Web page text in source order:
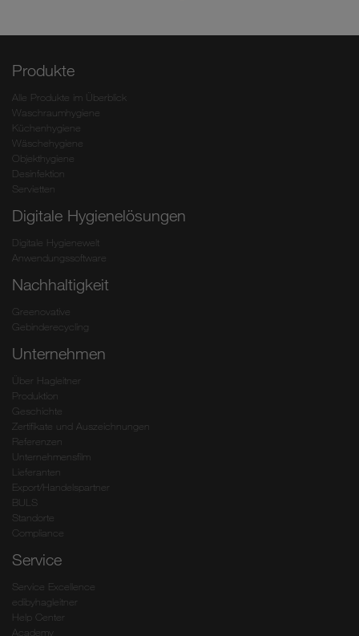
Produkte
Alle Produkte im Überblick
Waschraumhygiene
Küchenhygiene
Wäschehygiene
Objekthygiene
Desinfektion
Servietten
Digitale Hygienelösungen
Digitale Hygienewelt
Anwendungssoftware
Nachhaltigkeit
Greenovative
Gebinderecycling
Unternehmen
Über Hagleitner
Produktion
Geschichte
Zertifikate und Auszeichnungen
Referenzen
Unternehmensfilm
Lieferanten
Export/Handelspartner
BULS
Standorte
Compliance
Service
Service Excellence
edibyhagleitner
Help Center
Academy